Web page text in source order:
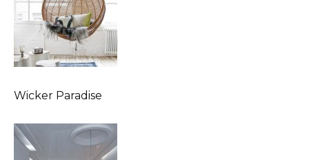
Wicker Paradise